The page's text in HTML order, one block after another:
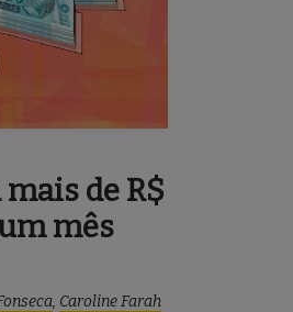
de R$
mês
, Caroline Farah